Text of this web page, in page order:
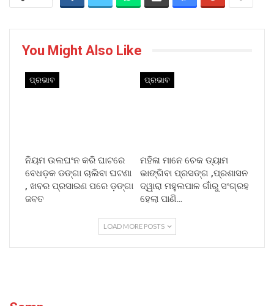
You Might Also Like
ପ୍ରଭାବ
ନିୟମ ଉଲଘଂନ କରି ଘାଟରେ
ବେଧଡ଼କ ଡଙ୍ଗା ଚାଲିବା ଘଟଣା
, ଖବର ପ୍ରସାରଣ ପରେ ଡ଼ଙ୍ଗା
ଜବତ
ପ୍ରଭାବ
ମହିଳା ମାନେ ଚେକ ଡ୍ୟାମ
ଭାଙ୍ଗିବା ପ୍ରସଙ୍ଗ ,ପ୍ରଶାସନ
ଦ୍ୱାରା ମହୁଲପାଳ ଗାଁରୁ ସଂଗ୍ରହ
ହେଲା ପାଣି…
LOAD MORE POSTS